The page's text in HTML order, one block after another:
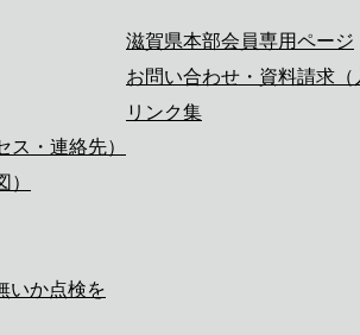
・連絡先）
いか点検を
滋賀県本部会員専用ページ
お問い合わせ・資料請求（
リンク集